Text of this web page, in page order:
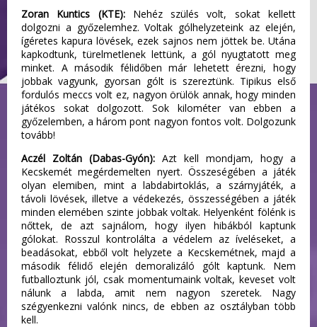
Zoran Kuntics (KTE):Nehéz szülés volt, sokat kellett
dolgozni a győzelemhez. Voltak gólhelyzeteink az elején,
ígéretes kapura lövések, ezek sajnos nem jöttek be. Utána
kapkodtunk, türelmetlenek lettünk, a gól nyugtatott meg
minket. A második félidőben már lehetett érezni, hogy
jobbak vagyunk, gyorsan gólt is szereztünk. Tipikus első
fordulós meccs volt ez, nagyon örülök annak, hogy minden
játékos sokat dolgozott. Sok kilométer van ebben a
győzelemben, a három pont nagyon fontos volt. Dolgozunk
tovább!
Aczél Zoltán (Dabas-Gyón): Azt kell mondjam, hogy a
Kecskemét megérdemelten nyert. Összeségében a játék
olyan elemiben, mint a labdabirtoklás, a szárnyjáték, a
távoli lövések, illetve a védekezés, összességében a játék
minden elemében szinte jobbak voltak. Helyenként fölénk is
nőttek, de azt sajnálom, hogy ilyen hibákból kaptunk
gólokat. Rosszul kontrolálta a védelem az íveléseket, a
beadásokat, ebből volt helyzete a Kecskemétnek, majd a
második félidő elején demoralizáló gólt kaptunk. Nem
futballoztunk jól, csak momentumaink voltak, keveset volt
nálunk a labda, amit nem nagyon szeretek. Nagy
szégyenkezni valónk nincs, de ebben az osztályban több
kell.